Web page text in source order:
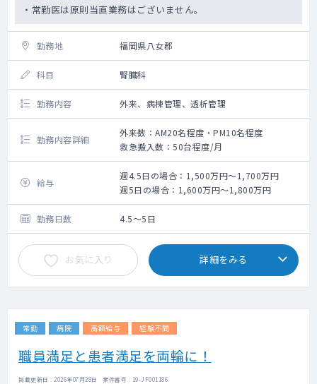
・常勤医は原則当直業務はございません。
勤務地 福岡県八女郡
科目 腎臓科
勤務内容 外来、病棟管理、透析管理
勤務内容詳細
外来数：AM20名程度・PM10名程度
救急搬入数：50台程度/月
給与
週4.5日の場合：1,500万円～1,700万円
週5日の場合：1,600万円～1,800万円
勤務日数 4.5～5日
お気に入り 詳細をみる
常勤 病院 高額給与 経験不問
職員満足と患者満足を両輪に！
掲載更新日 : 2026年07月28日 案件番号 : 19-JF001186